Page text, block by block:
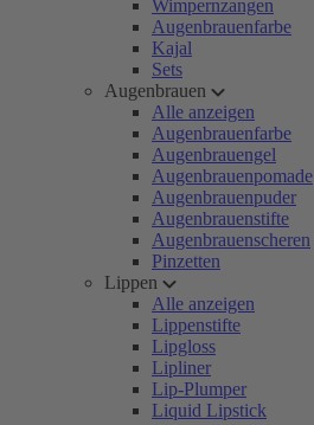
Wimpernzangen
Augenbrauenfarbe
Kajal
Sets
Augenbrauen
Alle anzeigen
Augenbrauenfarbe
Augenbrauengel
Augenbrauenpomade
Augenbrauenpuder
Augenbrauenstifte
Augenbrauenscheren
Pinzetten
Lippen
Alle anzeigen
Lippenstifte
Lipgloss
Lipliner
Lip-Plumper
Liquid Lipstick